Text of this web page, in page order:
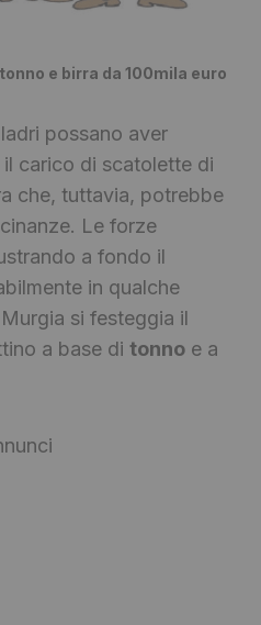
e birra da 100mila euro
possano aver
carico di scatolette di
che, tuttavia, potrebbe
Le forze
a fondo il
in qualche
si festeggia il
a base di tonno e a